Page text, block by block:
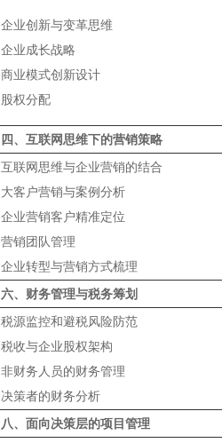
企业创新与变革思维
企业成长战略
商业模式创新设计
股权分配
四、互联网思维下的营销策略
互联网思维与企业营销的结合
大客户营销与案例分析
企业营销客户精准定位
营销团队管理
企业转型与营销方式梳理
六、财务管理与税务筹划
税源监控和避税风险防范
税收与企业股权架构
非财务人员的财务管理
决策者的财务分析
八、面向决策层的项目管理